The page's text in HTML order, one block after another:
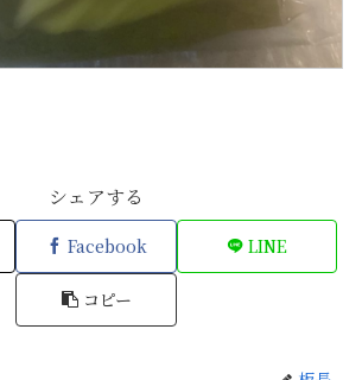
シェアする
Facebook LINE
コピー